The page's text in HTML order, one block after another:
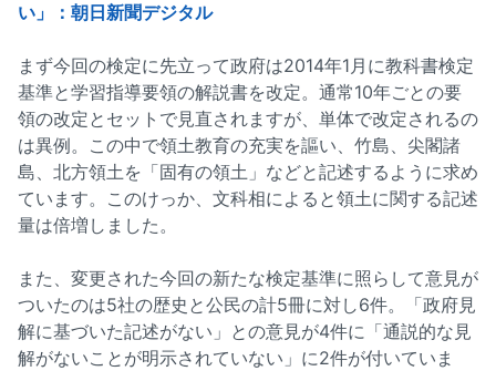
い」：朝日新聞デジタル
まず今回の検定に先立って政府は2014年1月に教科書検定
基準と学習指導要領の解説書を改定。通常10年ごとの要
領の改定とセットで見直されますが、単体で改定されるの
は異例。この中で領土教育の充実を謳い、竹島、尖閣諸
島、北方領土を「固有の領土」などと記述するように求め
ています。このけっか、文科相によると領土に関する記述
量は倍増しました。
また、変更された今回の新たな検定基準に照らして意見が
ついたのは5社の歴史と公民の計5冊に対し6件。「政府見
解に基づいた記述がない」との意見が4件に「通説的な見
解がないことが明示されていない」に2件が付いていま